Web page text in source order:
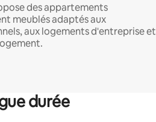
des appartements
meublés adaptés aux
aux logements d'entreprise et
durée